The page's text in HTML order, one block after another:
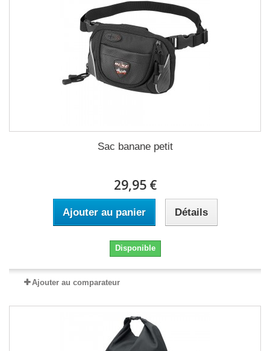
Sac banane petit
29,95 €
Ajouter au panier Détails
Disponible
Ajouter au comparateur